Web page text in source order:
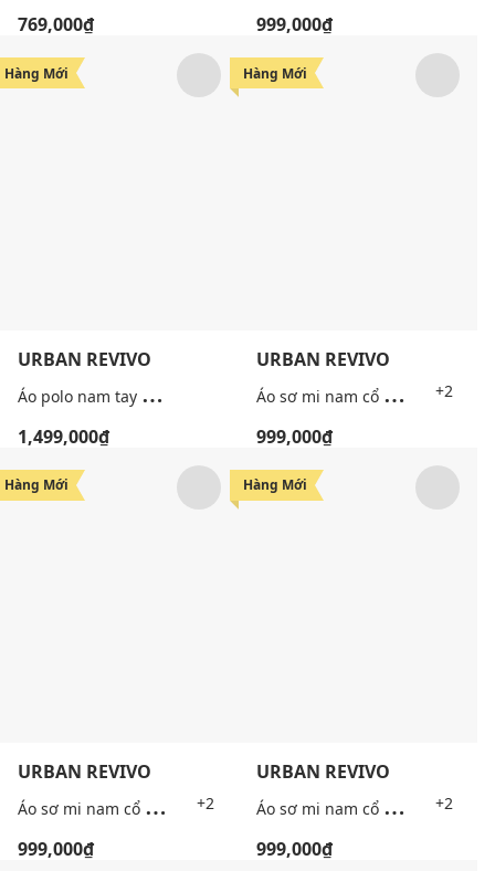
769,000₫ 999,000₫
Hàng Mới
URBAN REVIVO
Á
o polo nam tay ngắn sọc ngang phối màu
1,499,000₫
Hàng Mới
URBAN REVIVO
Á
o sơ mi nam cổ bẻ tay ngắn thêu patch +2
999,000₫
Hàng Mới
URBAN REVIVO
Á
o sơ mi nam cổ bẻ tay ngắn thêu patch +2
999,000₫
Hàng Mới
URBAN REVIVO
Á
o sơ mi nam cổ bẻ tay ngắn thêu patch +2
999,000₫